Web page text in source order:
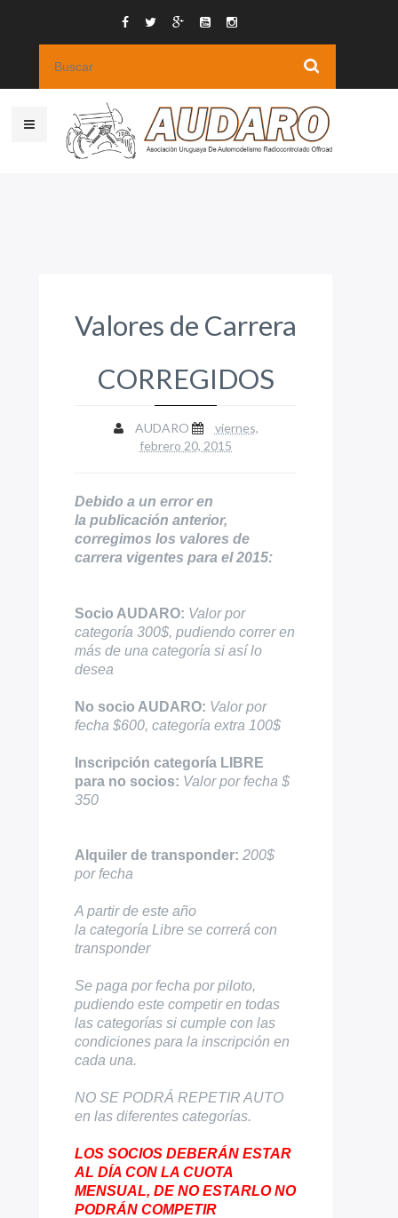
Valores de Carrera
CORREGIDOS
AUDARO
viernes,
febrero 20, 2015
Debido a un error en
la publicación anterior,
corregimos los valores de
carrera vigentes para el 2015:
Socio AUDARO: Valor por
categoría 300$, pudiendo correr en
más de una categoría si así lo
desea
No socio AUDARO: Valor por
fecha $600, categoría extra 100$
Inscripción categoría LIBRE
para no socios: Valor por fecha $
350
Alquiler de transponder: 200$
por fecha
A partir de este año
la categoría Libre se correrá con
transponder
Se paga por fecha por piloto,
pudiendo este competir en todas
las categorías si cumple con las
condiciones para la inscripción en
cada una.
NO SE PODRÁ REPETIR AUTO
en las diferentes categorías.
LOS SOCIOS DEBERÁN ESTAR
AL DÍA CON LA CUOTA
MENSUAL, DE NO ESTARLO NO
PODRÁN COMPETIR